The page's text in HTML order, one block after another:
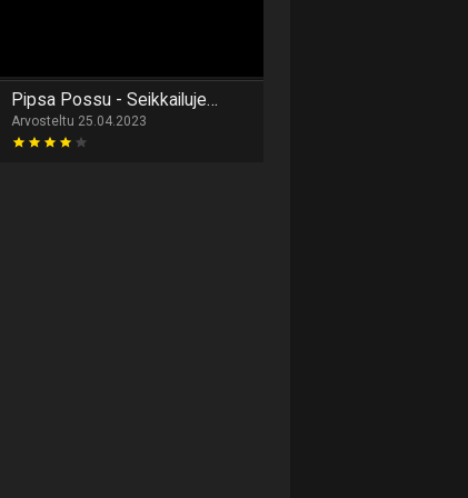
Pipsa Possu - Seikkailujen Maailma
Arvosteltu 25.04.2023